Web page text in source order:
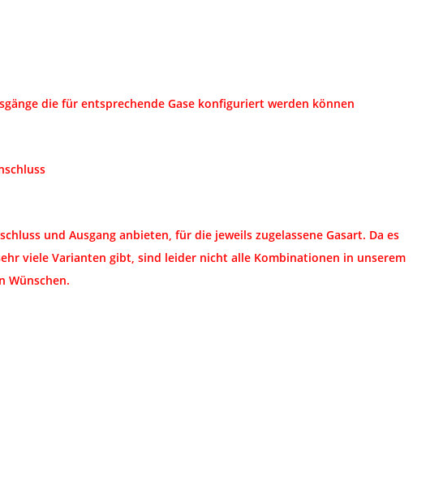
die für entsprechende Gase konfiguriert werden können
und Ausgang anbieten, für die jeweils zugelassene Gasart. Da es
viele Varianten gibt, sind leider nicht alle Kombinationen in unserem
Wünschen.